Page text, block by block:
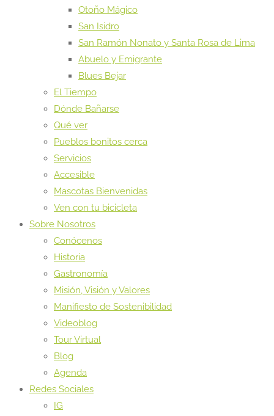
Otoño Mágico
San Isidro
San Ramón Nonato y Santa Rosa de Lima
Abuelo y Emigrante
Blues Bejar
El Tiempo
Dónde Bañarse
Qué ver
Pueblos bonitos cerca
Servicios
Accesible
Mascotas Bienvenidas
Ven con tu bicicleta
Sobre Nosotros
Conócenos
Historia
Gastronomía
Misión, Visión y Valores
Manifiesto de Sostenibilidad
Videoblog
Tour Virtual
Blog
Agenda
Redes Sociales
IG